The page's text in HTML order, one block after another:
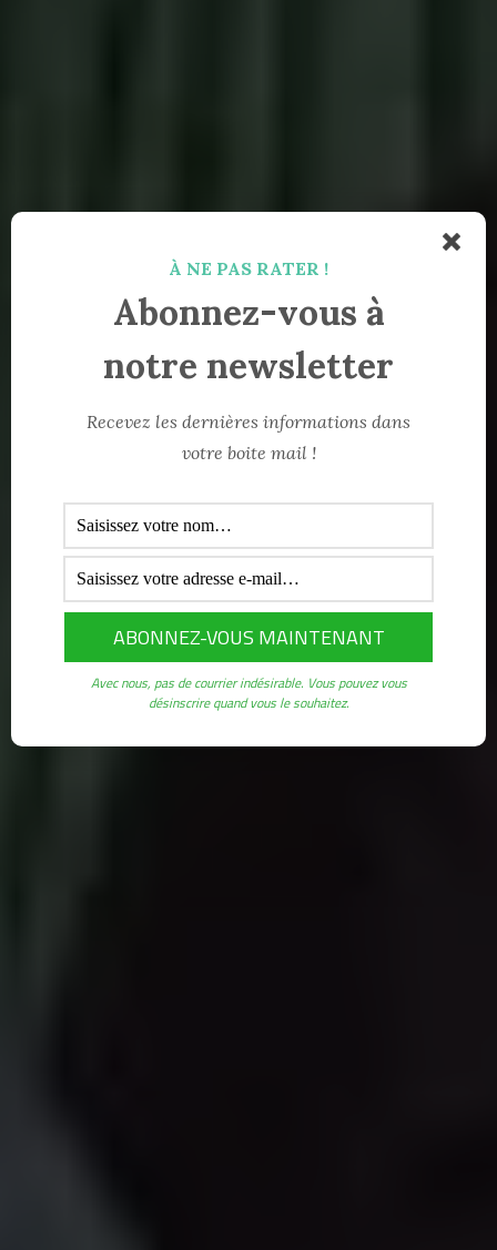
Qui sommes nous ?
Le Centre Africain de Formation pour le
Développement (CENAFOD) est une
organisation non gouvernementale créée
en janvier 1991 à Conakry (République de
morales de diverses nationalités.
À NE PAS RATER !
Abonnez-vous à
notre newsletter
Recevez les dernières informations dans
votre boite mail !
Avec nous, pas de courrier indésirable. Vous pouvez vous
désinscrire quand vous le souhaitez.